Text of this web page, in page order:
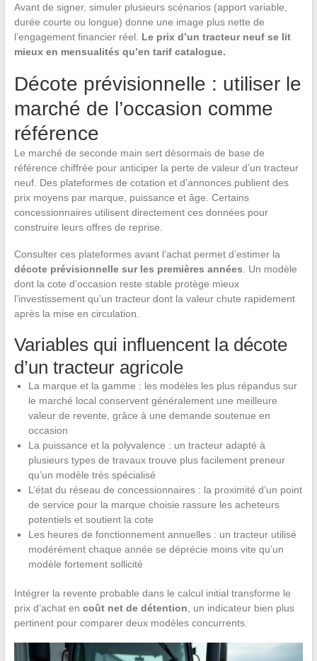
Avant de signer, simuler plusieurs scénarios (apport variable,
durée courte ou longue) donne une image plus nette de
l’engagement financier réel. Le prix d’un tracteur neuf se lit
mieux en mensualités qu’en tarif catalogue.
Décote prévisionnelle : utiliser le
marché de l’occasion comme
référence
Le marché de seconde main sert désormais de base de
référence chiffrée pour anticiper la perte de valeur d’un tracteur
neuf. Des plateformes de cotation et d’annonces publient des
prix moyens par marque, puissance et âge. Certains
concessionnaires utilisent directement ces données pour
construire leurs offres de reprise.
Consulter ces plateformes avant l’achat permet d’estimer la
décote prévisionnelle sur les premières années . Un modèle
dont la cote d’occasion reste stable protège mieux
l’investissement qu’un tracteur dont la valeur chute rapidement
après la mise en circulation.
Variables qui influencent la décote
d’un tracteur agricole
La marque et la gamme : les modèles les plus répandus sur
le marché local conservent généralement une meilleure
valeur de revente, grâce à une demande soutenue en
occasion
La puissance et la polyvalence : un tracteur adapté à
plusieurs types de travaux trouve plus facilement preneur
qu’un modèle très spécialisé
L’état du réseau de concessionnaires : la proximité d’un point
de service pour la marque choisie rassure les acheteurs
potentiels et soutient la cote
Les heures de fonctionnement annuelles : un tracteur utilisé
modérément chaque année se déprécie moins vite qu’un
modèle fortement sollicité
Intégrer la revente probable dans le calcul initial transforme le
prix d’achat en coût net de détention , un indicateur bien plus
pertinent pour comparer deux modèles concurrents.